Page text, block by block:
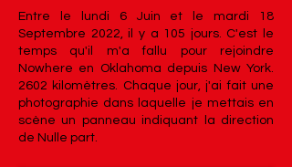
Entre le lundi 6 Juin et le mardi 18
Septembre 2022, il y a 105 jours. C'est le
temps qu'il m'a fallu pour rejoindre
Nowhere en Oklahoma depuis New York.
2602 kilomètres. Chaque jour, j'ai fait une
photographie dans laquelle je mettais en
scène un panneau indiquant la direction
de Nulle part.